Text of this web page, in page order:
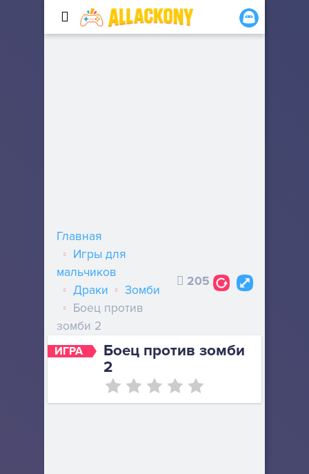
ИГРА
Боец против зомби
2
Главная
Игры для
мальчиков
Драки
Зомби
Боец против
зомби 2
205